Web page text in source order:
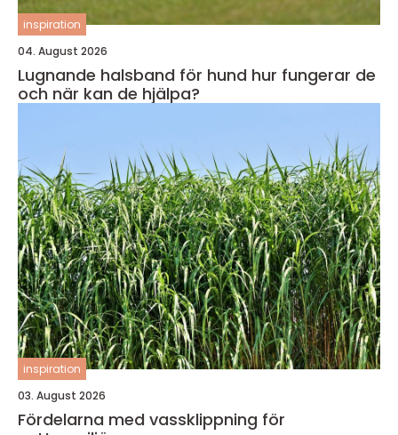
inspiration
04. August 2026
Lugnande halsband för hund hur fungerar de
och när kan de hjälpa?
inspiration
03. August 2026
Fördelarna med vassklippning för